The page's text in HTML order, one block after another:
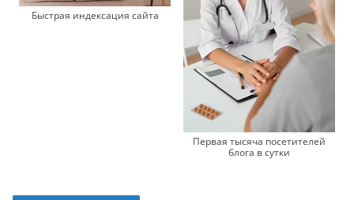
Быстрая индексация сайта
Первая тысяча посетителей
блога в сутки